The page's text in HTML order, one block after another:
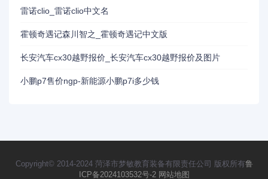
雷诺clio_雷诺clio中文名
霍顿奇遇记森川智之_霍顿奇遇记中文版
长安汽车cx30越野报价_长安汽车cx30越野报价及图片
小鹏p7售价ngp-新能源小鹏p7i多少钱
Copyright© 2014-2024 菏泽市梦敏教育装备有限责任公司 版权所有鲁
ICP备2024103532号-2 网站地图